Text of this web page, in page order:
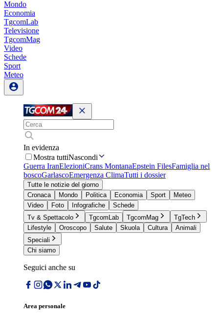
Mondo
Economia
TgcomLab
Televisione
TgcomMag
Video
Schede
Sport
Meteo
In evidenza
Mostra tuttiNascondi
Guerra IranElezioniCrans MontanaEpstein FilesFamiglia nel
boscoGarlascoEmergenza ClimaTutti i dossier
Tutte le notizie del giorno
Cronaca
Mondo Politica Economia Sport
Meteo
Video
Foto Infografiche
Schede
Tv & Spettacolo
TgcomLab TgcomMag
TgTech
Lifestyle
Oroscopo Salute Skuola Cultura
Animali
Speciali
Chi siamo
Seguici anche su
Area personale